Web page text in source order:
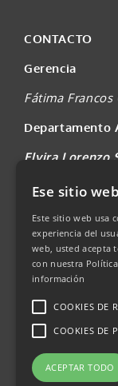
CONTACTO
Gerencia
Fátima Francos
Departamento
Elvira Lorenzo
Anjara
Ese sitio
Este sitio web usa
experiencia del
web, usted acepta
con nuestra
información
COOKIES DE
COOKIES DE
ACEPTAR TODO